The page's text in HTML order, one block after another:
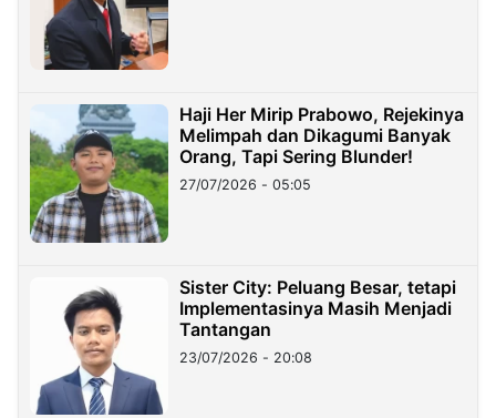
Haji Her Mirip Prabowo, Rejekinya
Melimpah dan Dikagumi Banyak
Orang, Tapi Sering Blunder!
27/07/2026 - 05:05
Sister City: Peluang Besar, tetapi
Implementasinya Masih Menjadi
Tantangan
23/07/2026 - 20:08